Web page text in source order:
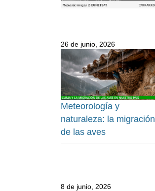
26 de junio, 2026
Meteorología y
naturaleza: la migración
de las aves
8 de junio, 2026